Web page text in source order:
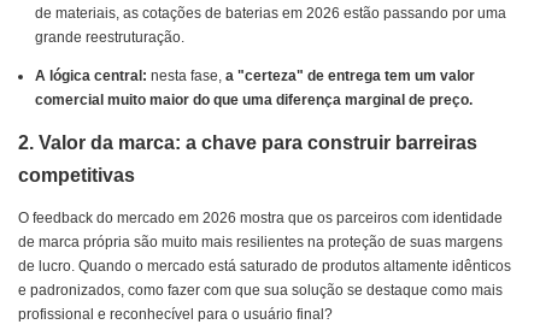
de materiais, as cotações de baterias em 2026 estão passando por uma
grande reestruturação.
A lógica central: nesta fase,a "certeza" de entrega tem um valor
comercial muito maior do que uma diferença marginal de preço.
2. Valor da marca: a chave para construir barreiras
competitivas
O feedback do mercado em 2026 mostra que os parceiros com identidade
de marca própria são muito mais resilientes na proteção de suas margens
de lucro. Quando o mercado está saturado de produtos altamente idênticos
e padronizados, como fazer com que sua solução se destaque como mais
profissional e reconhecível para o usuário final?